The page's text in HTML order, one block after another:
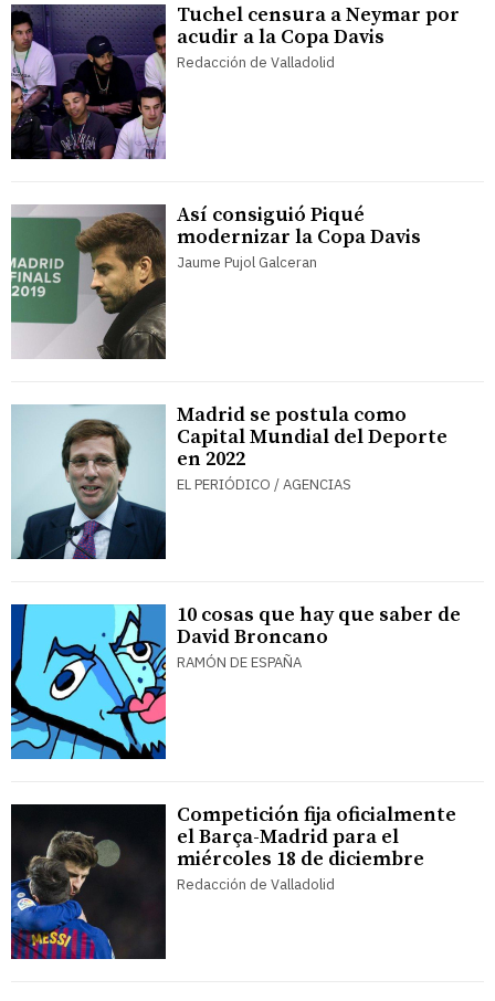
Tuchel censura a Neymar por
acudir a la Copa Davis
Redacción de Valladolid
Así consiguió Piqué
modernizar la Copa Davis
Jaume Pujol Galceran
Madrid se postula como
Capital Mundial del Deporte
en 2022
EL PERIÓDICO / AGENCIAS
10 cosas que hay que saber de
David Broncano
RAMÓN DE ESPAÑA
Competición fija oficialmente
el Barça-Madrid para el
miércoles 18 de diciembre
Redacción de Valladolid